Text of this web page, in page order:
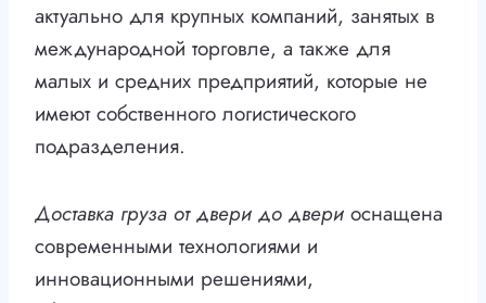
актуально для крупных компаний, занятых в
международной торговле, а также для
малых и средних предприятий, которые не
имеют собственного логистического
подразделения.
Доставка груза от двери до двери оснащена
современными технологиями и
инновационными решениями,